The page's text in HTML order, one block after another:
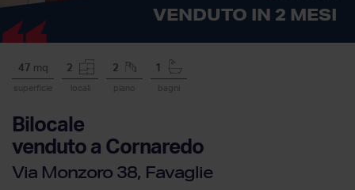
47 mq
superficie
2
locali
2
piano
1
bagni
Bilocale
venduto a Cornaredo
Via Monzoro 38, Favaglie
VENDUTO IN 2 MESI